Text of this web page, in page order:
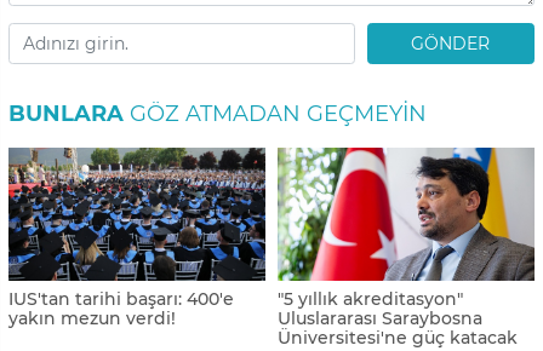
GÖNDER
BUNLARA GÖZ ATMADAN GEÇMEYIN
IUS'tan tarihi başarı: 400'e
yakın mezun verdi!
"5 yıllık akreditasyon"
Uluslararası Saraybosna
Üniversitesi'ne güç katacak